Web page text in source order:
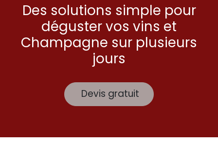
Des solutions simple pour
déguster vos vins et
Champagne sur plusieurs
jours
Devis gratuit